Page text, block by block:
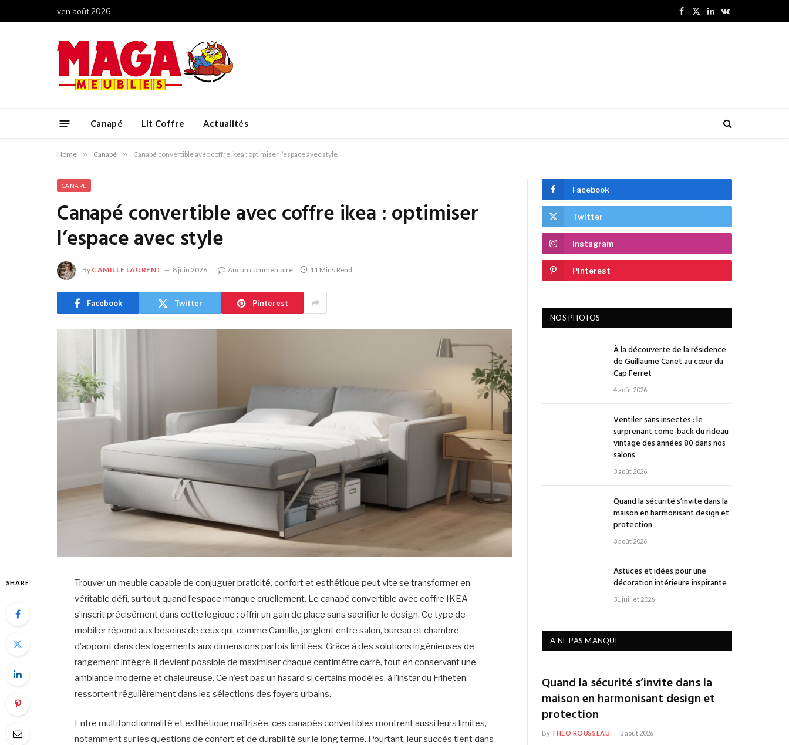
ven août 2026
Facebook
X
LinkedInVKontakte
Canapé Lit Coffre Actualités
Home » Canapé » Canapé convertible avec coffre ikea : optimiser l’espace avec style
CANAPÉ
Canapé convertible avec coffre ikea : optimiser
l’espace avec style
By CAMILLE LAURENT 8 juin 2026 Aucun commentaire 11 Mins Read
Facebook Twitter Pinterest
SHARE
Trouver un meuble capable de conjuguer praticité, confort et esthétique peut vite se transformer en
véritable défi, surtout quand l’espace manque cruellement. Le canapé convertible avec coffre IKEA
s’inscrit précisément dans cette logique : offrir un gain de place sans sacrifier le design. Ce type de
mobilier répond aux besoins de ceux qui, comme Camille, jonglent entre salon, bureau et chambre
d’appoint dans des logements aux dimensions parfois limitées. Grâce à des solutions ingénieuses de
rangement intégré, il devient possible de maximiser chaque centimètre carré, tout en conservant une
ambiance moderne et chaleureuse. Ce n’est pas un hasard si certains modèles, à l’instar du Friheten,
ressortent régulièrement dans les sélections des foyers urbains.
Entre multifonctionnalité et esthétique maîtrisée, ces canapés convertibles montrent aussi leurs limites,
notamment sur les questions de confort et de durabilité sur le long terme. Pourtant, leur succès tient dans
Facebook
Twitter
Instagram
Pinterest
NOS PHOTOS
À la découverte de la résidence
de Guillaume Canet au cœur du
Cap Ferret
4 août 2026
Ventiler sans insectes : le
surprenant come-back du rideau
vintage des années 80 dans nos
salons
3 août 2026
Quand la sécurité s’invite dans la
maison en harmonisant design et
protection
3 août 2026
Astuces et idées pour une
décoration intérieure inspirante
31 juillet 2026
A NE PAS MANQUE
Quand la sécurité s’invite dans la
maison en harmonisant design et
protection
By THÉO ROUSSEAU 3 août 2026